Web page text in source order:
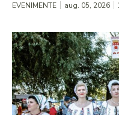
EVENIMENTE aug. 05, 2026